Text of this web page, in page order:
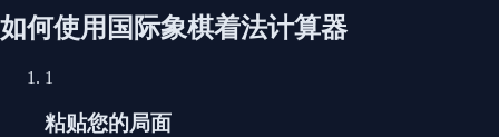
如何使用国际象棋着法计算器
1
粘贴您的局面